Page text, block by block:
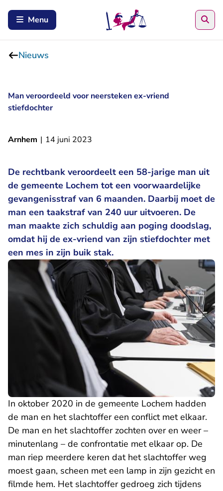
Menu
Nieuws
Man veroordeeld voor neersteken ex-vriend
stiefdochter
Arnhem | 14 juni 2023
De rechtbank veroordeelt een 58-jarige man uit
de gemeente Lochem tot een voorwaardelijke
gevangenisstraf van 6 maanden. Daarbij moet de
man een taakstraf van 240 uur uitvoeren. De
man maakte zich schuldig aan poging doodslag,
omdat hij de ex-vriend van zijn stiefdochter met
een mes in zijn buik stak.
In oktober 2020 in de gemeente Lochem hadden
de man en het slachtoffer een conflict met elkaar.
De man en het slachtoffer zochten over en weer –
minutenlang – de confrontatie met elkaar op. De
man riep meerdere keren dat het slachtoffer weg
moest gaan, scheen met een lamp in zijn gezicht en
filmde hem. Het slachtoffer gedroeg zich tijdens